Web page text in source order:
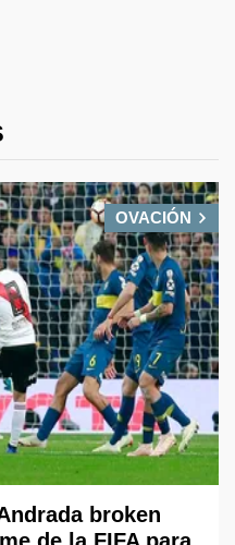
OVACIÓN
broken